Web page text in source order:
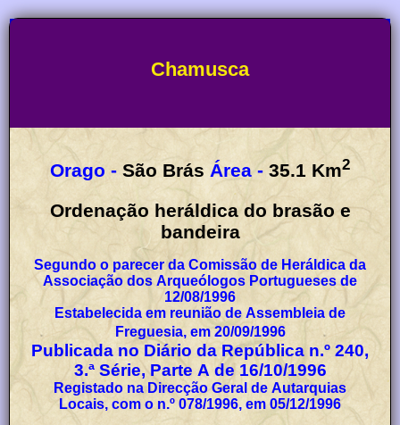
Chamusca
Orago - São Brás Área - 35.1 Km2
Ordenação heráldica do brasão e
bandeira
Segundo o parecer da Comissão de Heráldica da
Associação dos Arqueólogos Portugueses de
12/08/1996
Estabelecida em reunião de Assembleia de
Freguesia, em 20/09/1996
Publicada no Diário da República n.º 240,
3.ª Série, Parte A de 16/10/1996
Registado na Direcção Geral de Autarquias
Locais, com o n.º 078/1996, em 05/12/1996